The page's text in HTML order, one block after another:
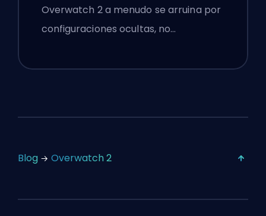
Overwatch 2 a menudo se arruina por
configuraciones ocultas, no…
Blog Overwatch 2